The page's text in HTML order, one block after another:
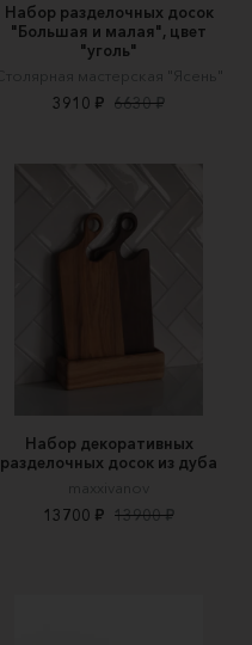
Набор разделочных досок
"Большая и малая", цвет
"уголь"
Столярная мастерская "Ясень"
3910 ₽ 6630 ₽
Набор декоративных
разделочных досок из дуба
maxxivanov
13700 ₽ 13900 ₽